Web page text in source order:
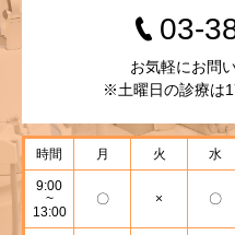
03-
お気軽にお問
※土曜日の診療は
時間 月 火 水
9:00
~
13:00
〇 × 〇